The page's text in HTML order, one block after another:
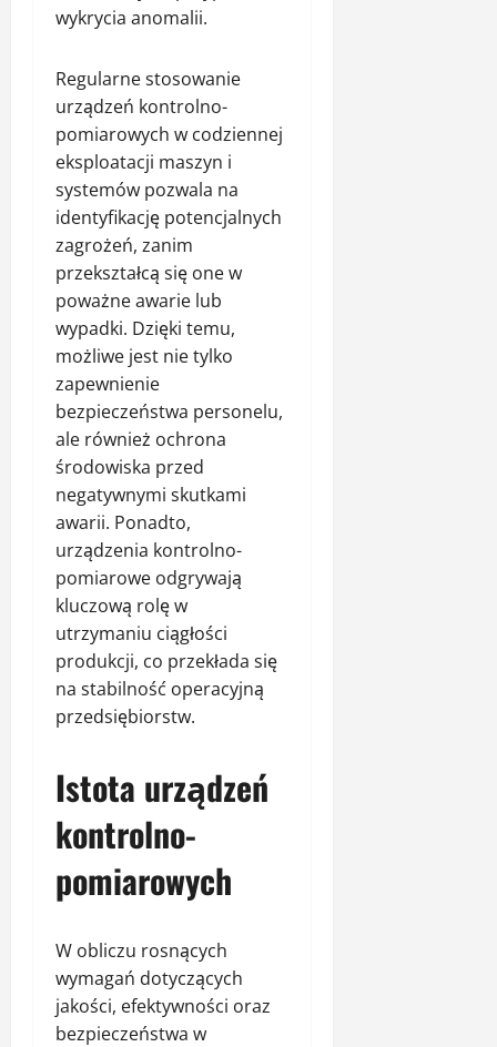
wykrycia anomalii.
Regularne stosowanie
urządzeń kontrolno-
pomiarowych w codziennej
eksploatacji maszyn i
systemów pozwala na
identyfikację potencjalnych
zagrożeń, zanim
przekształcą się one w
poważne awarie lub
wypadki. Dzięki temu,
możliwe jest nie tylko
zapewnienie
bezpieczeństwa personelu,
ale również ochrona
środowiska przed
negatywnymi skutkami
awarii. Ponadto,
urządzenia kontrolno-
pomiarowe odgrywają
kluczową rolę w
utrzymaniu ciągłości
produkcji, co przekłada się
na stabilność operacyjną
przedsiębiorstw.
Istota urządzeń
kontrolno-
pomiarowych
W obliczu rosnących
wymagań dotyczących
jakości, efektywności oraz
bezpieczeństwa w